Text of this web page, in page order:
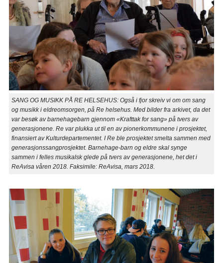
SANG OG MUSIKK PÅ RE HELSEHUS: Også i fjor skreiv vi om om sang
og musikk i eldreomsorgen, på Re helsehus. Med bilder fra arkivet, da det
var besøk av barnehagebarn gjennom «Krafttak for sang» på tvers av
generasjonene. Re var plukka ut til en av pionerkommunene i prosjektet,
finansiert av Kulturdepartementet. I Re ble prosjektet smelta sammen med
generasjonssangprosjektet. Barnehage-barn og eldre skal synge
sammen i felles musikalsk glede på tvers av generasjonene, het det i
ReAvisa våren 2018. Faksimile: ReAvisa, mars 2018.